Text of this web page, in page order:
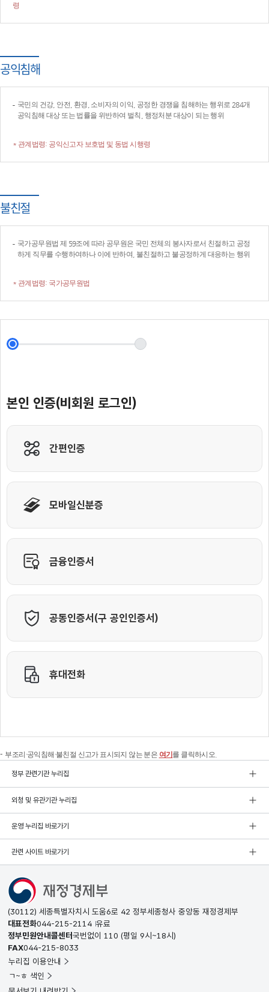
령
공익침해
국민의 건강, 안전, 환경, 소비자의 이익, 공정한 경쟁을 침해하는 행위로 284개
공익침해 대상 또는 법률을 위반하여 벌칙, 행정처분 대상이 되는 행위
* 관계법령: 공익신고자 보호법 및 동법 시행령
불친절
국가공무원법 제 59조에 따라 공무원은 국민 전체의 봉사자로서 친절하고 공정
하게 직무를 수행하여하나 이에 반하여, 불친절하고 불공정하게 대응하는 행위
* 관계법령: 국가공무원법
부조리·공익침해·불친절 신고가 표시되지 않는 분은 여기 를 클릭하시오.
정부 관련기관 누리집
외청 및 유관기관 누리집
운영 누리집 바로가기
관련 사이트 바로가기
(30112) 세종특별자치시 도움6로 42 정부세종청사 중앙동 재정경제부
대표전화044-215-2114 유료
정부민원안내콜센터국번없이 110 (평일 9시~18시)
FAX044-215-8033
누리집 이용안내
ㄱ~ㅎ 색인